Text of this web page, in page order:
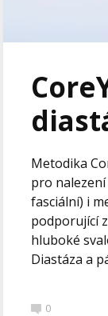
Metodika
pro
fasciální) i
podporující
hluboké
Diastáza a
0